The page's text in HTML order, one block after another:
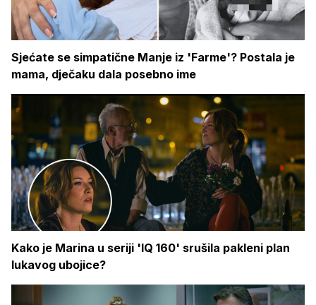
Sjećate se simpatične Manje iz 'Farme'? Postala je
mama, dječaku dala posebno ime
Kako je Marina u seriji 'IQ 160' srušila pakleni plan
lukavog ubojice?